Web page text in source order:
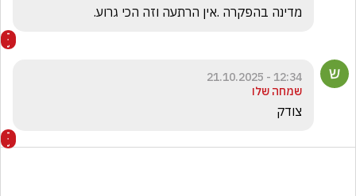
מדינה בהפקרה .אין הרתעה וזה הכי גרוע.
12:34 - 21.10.2025
שמחה שלו
צודק